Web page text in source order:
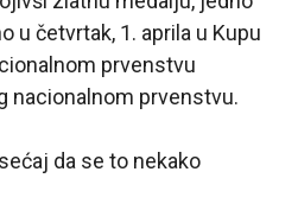
u četvrtak, 1. aprila u Kupu
prvenstvu
nacionalnom prvenstvu.
da se to nekako